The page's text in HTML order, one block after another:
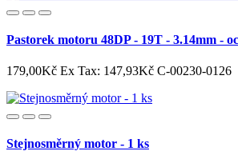
Pastorek motoru 48DP - 19T - 3.14mm -
179,00Kč Ex Tax: 147,93Kč C-00230-0126
Stejnosměrný motor - 1 ks